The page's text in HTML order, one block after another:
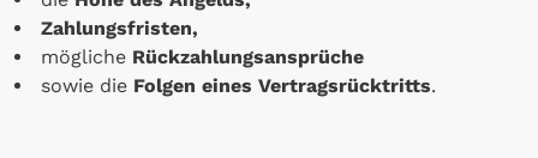
Zahlungsfristen,
mögliche Rückzahlungsansprüche
sowie die Folgen eines Vertragsrücktritts.